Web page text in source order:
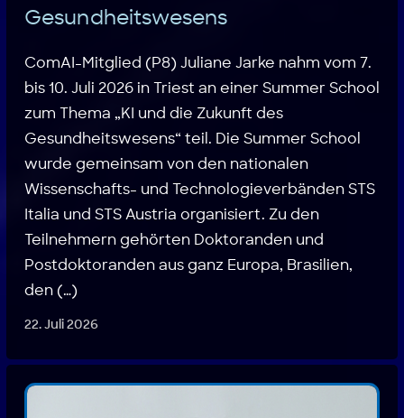
Gesundheitswesens
ComAI-Mitglied (P8) Juliane Jarke nahm vom 7.
bis 10. Juli 2026 in Triest an einer Summer School
zum Thema „KI und die Zukunft des
Gesundheitswesens“ teil. Die Summer School
wurde gemeinsam von den nationalen
Wissenschafts- und Technologieverbänden STS
Italia und STS Austria organisiert. Zu den
Teilnehmern gehörten Doktoranden und
Postdoktoranden aus ganz Europa, Brasilien,
den (…)
22. Juli 2026